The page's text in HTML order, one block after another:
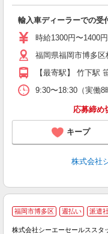
輸入車ディーラーでの受
時給1300円〜1400
福岡県福岡市博多区
【最寄駅】 竹下駅
9:30〜18:30（実働
応募締め
キープ
株式会社
福岡市博多区 週払い 派遣
株式会社シーエーセールススタ